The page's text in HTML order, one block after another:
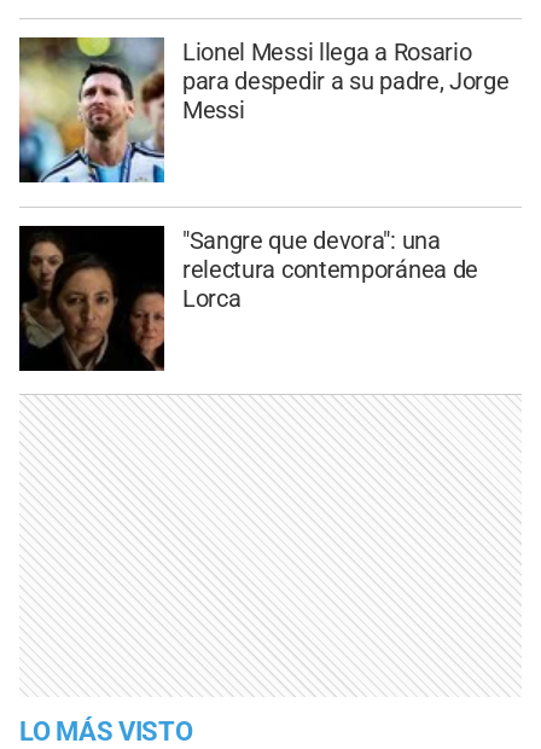
Lionel Messi llega a Rosario
para despedir a su padre, Jorge
Messi
"Sangre que devora": una
relectura contemporánea de
Lorca
LO MÁS VISTO